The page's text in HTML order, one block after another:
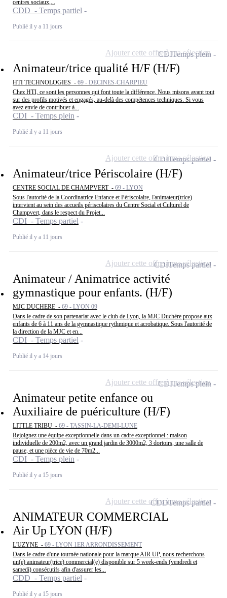
centres sociaux,...
CDD - Temps partiel
Publié il y a 11 jours
Animateur/trice qualité H/F (H/F)
HTI TECHNOLOGIES - 69 - DECINES-CHARPIEU
Chez HTI, ce sont les personnes qui font toute la différence. Nous misons avant tout
sur des profils motivés et engagés, au-delà des compétences techniques. Si vous
avez envie de contribuer à...
CDI - Temps plein
Publié il y a 11 jours
CDITemps plein
Ajouter cette offre à ma sélection
Animateur/trice Périscolaire (H/F)
CENTRE SOCIAL DE CHAMPVERT - 69 - LYON
Sous l'autorité de la Coordinatrice Enfance et Périscolaire, l'animateur(trice)
intervient au sein des accueils périscolaires du Centre Social et Culturel de
Champvert, dans le respect du Projet...
CDI - Temps partiel
Publié il y a 11 jours
CDITemps partiel
Ajouter cette offre à ma sélection
Animateur / Animatrice activité
gymnastique pour enfants. (H/F)
MJC DUCHERE - 69 - LYON 09
Dans le cadre de son partenariat avec le club de Lyon, la MJC Duchère propose aux
enfants de 6 à 11 ans de la gymnastique rythmique et acrobatique. Sous l'autorité de
la direction de la MJC et en...
CDI - Temps partiel
Publié il y a 14 jours
CDITemps partiel
Ajouter cette offre à ma sélection
Animateur petite enfance ou
Auxiliaire de puériculture (H/F)
LITTLE TRIBU - 69 - TASSIN-LA-DEMI-LUNE
Rejoignez une équipe exceptionnelle dans un cadre exceptionnel : maison
individuelle de 200m2, avec un grand jardin de 3000m2, 3 dortoirs, une salle de
pause, et une pièce de vie de 70m2...
CDI - Temps plein
Publié il y a 15 jours
CDITemps plein
Ajouter cette offre à ma sélection
ANIMATEUR COMMERCIAL
Air Up LYON (H/F)
L'UZYNE - 69 - LYON 1ER ARRONDISSEMENT
Dans le cadre d'une tournée nationale pour la marque AIR UP, nous recherchons
un(e) animateur(trice) commercial(e) disponible sur 5 week-ends (vendredi et
samedi) consécutifs afin d'assurer les...
CDD - Temps partiel
Publié il y a 15 jours
CDDTemps partiel
Ajouter cette offre à ma sélection